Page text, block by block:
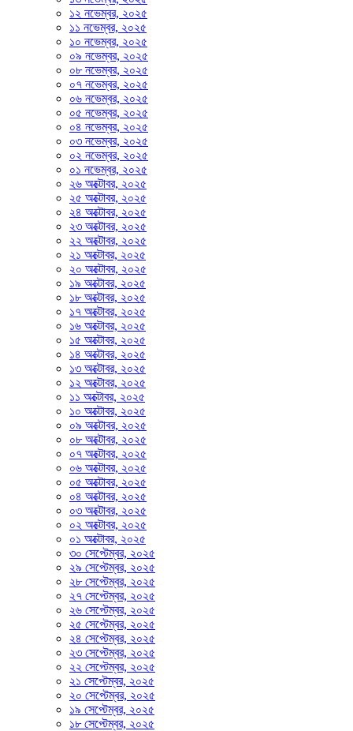
১২ নভেম্বর, ২০২৫
১১ নভেম্বর, ২০২৫
১০ নভেম্বর, ২০২৫
০৯ নভেম্বর, ২০২৫
০৮ নভেম্বর, ২০২৫
০৭ নভেম্বর, ২০২৫
০৬ নভেম্বর, ২০২৫
০৫ নভেম্বর, ২০২৫
০৪ নভেম্বর, ২০২৫
০৩ নভেম্বর, ২০২৫
০২ নভেম্বর, ২০২৫
০১ নভেম্বর, ২০২৫
২৬ অক্টোবর, ২০২৫
২৫ অক্টোবর, ২০২৫
২৪ অক্টোবর, ২০২৫
২৩ অক্টোবর, ২০২৫
২২ অক্টোবর, ২০২৫
২১ অক্টোবর, ২০২৫
২০ অক্টোবর, ২০২৫
১৯ অক্টোবর, ২০২৫
১৮ অক্টোবর, ২০২৫
১৭ অক্টোবর, ২০২৫
১৬ অক্টোবর, ২০২৫
১৫ অক্টোবর, ২০২৫
১৪ অক্টোবর, ২০২৫
১৩ অক্টোবর, ২০২৫
১২ অক্টোবর, ২০২৫
১১ অক্টোবর, ২০২৫
১০ অক্টোবর, ২০২৫
০৯ অক্টোবর, ২০২৫
০৮ অক্টোবর, ২০২৫
০৭ অক্টোবর, ২০২৫
০৬ অক্টোবর, ২০২৫
০৫ অক্টোবর, ২০২৫
০৪ অক্টোবর, ২০২৫
০৩ অক্টোবর, ২০২৫
০২ অক্টোবর, ২০২৫
০১ অক্টোবর, ২০২৫
৩০ সেপ্টেম্বর, ২০২৫
২৯ সেপ্টেম্বর, ২০২৫
২৮ সেপ্টেম্বর, ২০২৫
২৭ সেপ্টেম্বর, ২০২৫
২৬ সেপ্টেম্বর, ২০২৫
২৫ সেপ্টেম্বর, ২০২৫
২৪ সেপ্টেম্বর, ২০২৫
২৩ সেপ্টেম্বর, ২০২৫
২২ সেপ্টেম্বর, ২০২৫
২১ সেপ্টেম্বর, ২০২৫
২০ সেপ্টেম্বর, ২০২৫
১৯ সেপ্টেম্বর, ২০২৫
১৮ সেপ্টেম্বর, ২০২৫